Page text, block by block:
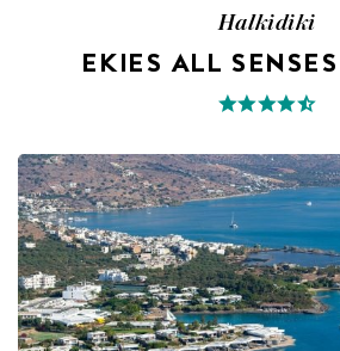
Halkidiki
EKIES ALL